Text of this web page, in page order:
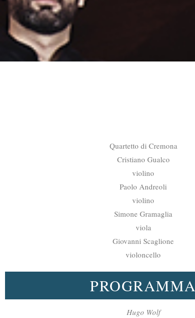
Quartetto di Cremona
Cristiano Gualco
violino
Paolo Andreoli
violino
Simone Gramaglia
viola
Giovanni Scaglione
violoncello
PROGRAMMA
Hugo Wolf